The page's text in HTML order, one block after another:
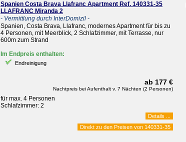
Spanien Costa Brava Llafranc Apartment Ref. 140331-35
LLAFRANC Miranda 2
- Vermittlung durch InterDomizil -
Spanien, Costa Brava, Llafranc, modernes Apartment für bis zu
4 Personen, mit Meerblick, 2 Schlafzimmer, mit Terrasse, nur
600m zum Strand
Im Endpreis enthalten:
Endreinigung
ab 177 €
Nachtpreis bei Aufenthalt v. 7 Nächten (2 Personen)
für max. 4 Personen
Schlafzimmer: 2
Details ...
Direkt zu den Preisen von 140331-35